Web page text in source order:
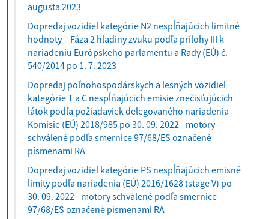
augusta 2023
Dopredaj vozidiel kategórie N2 nespĺňajúcich limitné
hodnoty – Fáza 2 hladiny zvuku podľa prílohy III k
nariadeniu Európskeho parlamentu a Rady (EÚ) č.
540/2014 po 1. 7. 2023
Dopredaj poľnohospodárskych a lesných vozidiel
kategórie T a C nespĺňajúcich emisie znečisťujúcich
látok podľa požiadaviek delegovaného nariadenia
Komisie (EÚ) 2018/985 po 30. 09. 2022 - motory
schválené podľa smernice 97/68/ES označené
písmenami RA
Dopredaj vozidiel kategórie PS nespĺňajúcich emisné
limity podľa nariadenia (EÚ) 2016/1628 (stage V) po
30. 09. 2022 - motory schválené podľa smernice
97/68/ES označené písmenami RA